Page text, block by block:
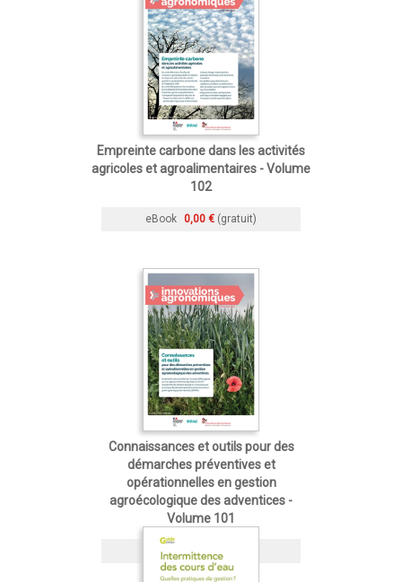
Empreinte carbone dans les activités
agricoles et agroalimentaires - Volume
102
eBook 0,00 € (gratuit)
Connaissances et outils pour des
démarches préventives et
opérationnelles en gestion
agroécologique des adventices -
Volume 101
eBook 0,00 €